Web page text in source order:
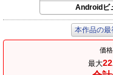
Androidビ
本作品の最
価
最大22